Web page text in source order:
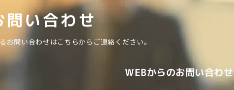
問い合わせ
お問い合わせはこちらからご連絡ください。
WEBからのお問い合わせ